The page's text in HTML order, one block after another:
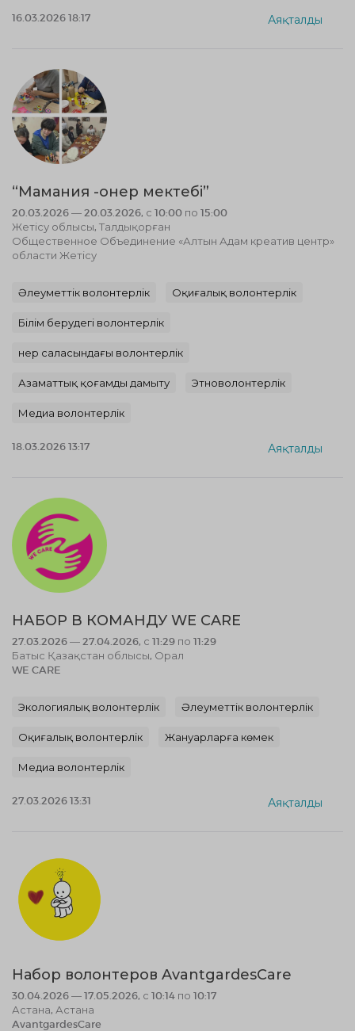
16.03.2026 18:17 Аяқталды
“Мамания -онер мектебі”
20.03.2026 — 20.03.2026, с 10:00 по 15:00
Жетісу облысы, Талдықорған
Общественное Объединение «Алтын Адам креатив центр»
области Жетісу
Әлеуметтік волонтерлік Оқиғалық волонтерлік
Білім берудегі волонтерлік
Өнер саласындағы волонтерлік
Азаматтық қоғамды дамыту Этноволонтерлік
Медиа волонтерлік
18.03.2026 13:17 Аяқталды
НАБОР В КОМАНДУ WE CARE
27.03.2026 — 27.04.2026, с 11:29 по 11:29
Батыс Қазақстан облысы, Орал
WE CARE
Экологиялық волонтерлік Әлеуметтік волонтерлік
Оқиғалық волонтерлік Жануарларға көмек
Медиа волонтерлік
27.03.2026 13:31 Аяқталды
Набор волонтеров AvantgardesCare
30.04.2026 — 17.05.2026, с 10:14 по 10:17
Астана, Астана
AvantgardesCare